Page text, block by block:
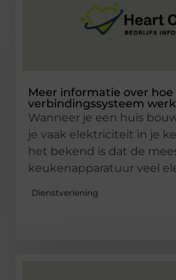
Meer informatie over hoe
verbindingssysteem
Wanneer je een huis
je vaak elektriciteit in je
het bekend is dat de
keukenapparatuur veel
Dienstverlening